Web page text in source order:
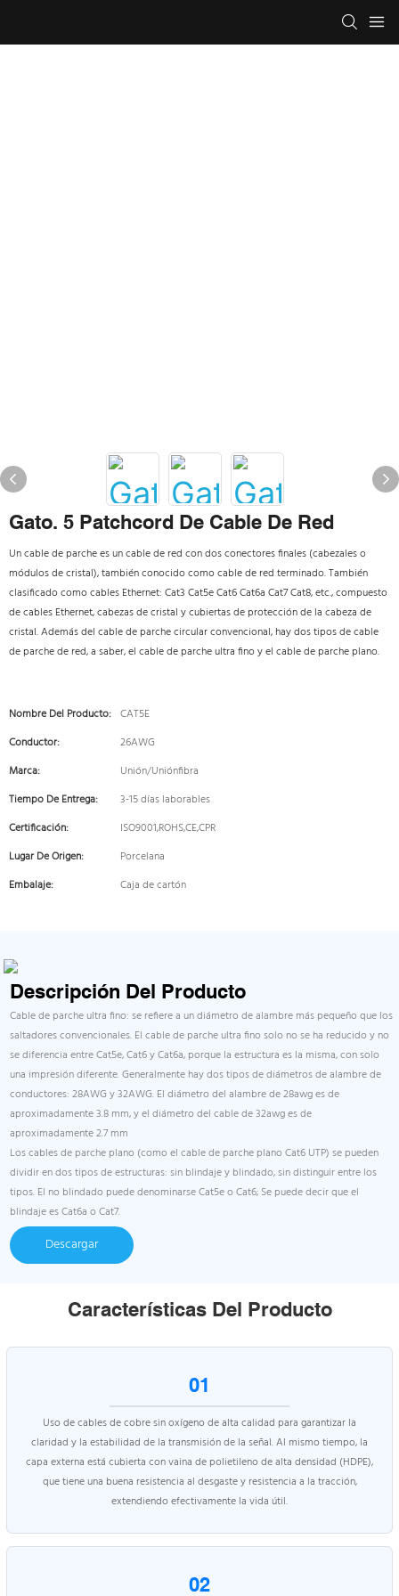
Gato. 5 Patchcord De Cable De Red
Un cable de parche es un cable de red con dos conectores finales (cabezales o
módulos de cristal), también conocido como cable de red terminado. También
clasificado como cables Ethernet: Cat3 Cat5e Cat6 Cat6a Cat7 Cat8, etc., compuesto
de cables Ethernet, cabezas de cristal y cubiertas de protección de la cabeza de
cristal. Además del cable de parche circular convencional, hay dos tipos de cable
de parche de red, a saber, el cable de parche ultra fino y el cable de parche plano.
Nombre Del Producto: CAT5E
Conductor:
26AWG
Marca:
Unión/Uniónfibra
Tiempo De Entrega:
3-15 días laborables
Certificación:
ISO9001,ROHS,CE,CPR
Lugar De Origen:
Porcelana
Embalaje:
Caja de cartón
Descripción Del Producto
Cable de parche ultra fino: se refiere a un diámetro de alambre más pequeño que los
saltadores convencionales. El cable de parche ultra fino solo no se ha reducido y no
se diferencia entre Cat5e, Cat6 y Cat6a, porque la estructura es la misma, con solo
una impresión diferente. Generalmente hay dos tipos de diámetros de alambre de
conductores: 28AWG y 32AWG. El diámetro del alambre de 28awg es de
aproximadamente 3.8 mm, y el diámetro del cable de 32awg es de
aproximadamente 2.7 mm
Los cables de parche plano (como el cable de parche plano Cat6 UTP) se pueden
dividir en dos tipos de estructuras: sin blindaje y blindado, sin distinguir entre los
tipos. El no blindado puede denominarse Cat5e o Cat6; Se puede decir que el
blindaje es Cat6a o Cat7.
Descargar
Características Del Producto
01
Uso de cables de cobre sin oxígeno de alta calidad para garantizar la
claridad y la estabilidad de la transmisión de la señal. Al mismo tiempo, la
capa externa está cubierta con vaina de polietileno de alta densidad (HDPE),
que tiene una buena resistencia al desgaste y resistencia a la tracción,
extendiendo efectivamente la vida útil.
02